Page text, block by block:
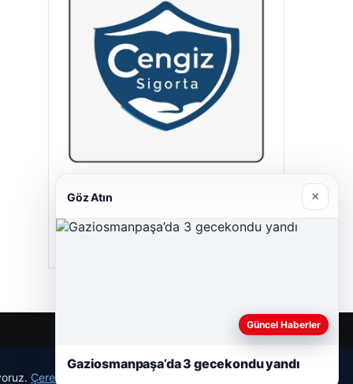
Cengiz Sigorta
Çerez Politikamız
Göz Atın ×
Güncel Haberler
Gaziosmanpaşa’da 3 gecekondu yandı